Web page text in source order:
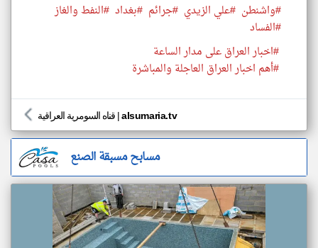
#واشنطن #علي الزيدي #جرائم #بغداد #النفط والغاز
#الفساد
#اخبار العراق على مدار الساعة
#أهم اخبار العراق العاجلة والمباشرة
قناه السومرية العراقية |alsumaria.tv
مسابح مسبقة الصنع